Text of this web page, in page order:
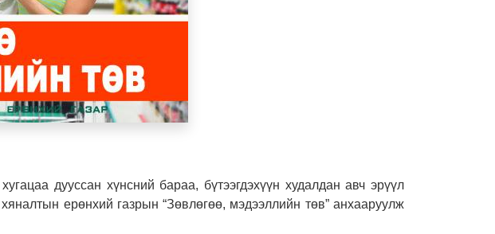
дууссан хүнсний бараа, бүтээгдэхүүн худалдан авч эрүүл
ерөнхий газрын “Зөвлөгөө, мэдээллийн төв” анхааруулж